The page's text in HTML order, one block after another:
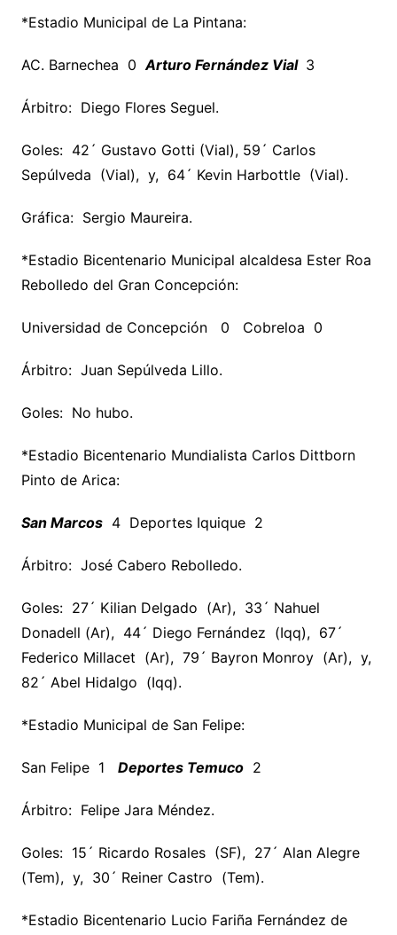
*Estadio Municipal de La Pintana:
AC. Barnechea 0Arturo Fernández Vial 3
Árbitro: Diego Flores Seguel.
Goles: 42´ Gustavo Gotti (Vial), 59´ Carlos
Sepúlveda (Vial), y, 64´ Kevin Harbottle (Vial).
Gráfica: Sergio Maureira.
*Estadio Bicentenario Municipal alcaldesa Ester Roa
Rebolledo del Gran Concepción:
Universidad de Concepción 0 Cobreloa 0
Árbitro: Juan Sepúlveda Lillo.
Goles: No hubo.
*Estadio Bicentenario Mundialista Carlos Dittborn
Pinto de Arica:
San Marcos4 Deportes Iquique 2
Árbitro: José Cabero Rebolledo.
Goles: 27´ Kilian Delgado (Ar), 33´ Nahuel
Donadell (Ar), 44´ Diego Fernández (Iqq), 67´
Federico Millacet (Ar), 79´ Bayron Monroy (Ar), y,
82´ Abel Hidalgo (Iqq).
*Estadio Municipal de San Felipe:
San Felipe 1 Deportes Temuco2
Árbitro: Felipe Jara Méndez.
Goles: 15´ Ricardo Rosales (SF), 27´ Alan Alegre
(Tem), y, 30´ Reiner Castro (Tem).
*Estadio Bicentenario Lucio Fariña Fernández de